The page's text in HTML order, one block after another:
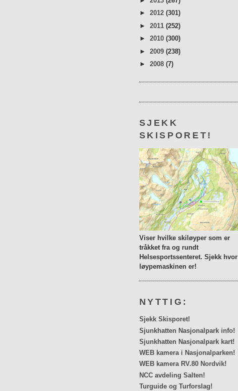
► 2012 (301)
► 2011 (252)
► 2010 (300)
► 2009 (238)
► 2008 (7)
SJEKK
SKISPORET!
Viser hvilke skiløyper som er
tråkket fra og rundt
Helsesportssenteret. Sjekk hvor
løypemaskinen er!
NYTTIG:
Sjekk Skisporet!
Sjunkhatten Nasjonalpark info!
Sjunkhatten Nasjonalpark kart!
WEB kamera i Nasjonalparken!
WEB kamera RV.80 Nordvik!
NCC avdeling Salten!
Turguide og Turforslag!